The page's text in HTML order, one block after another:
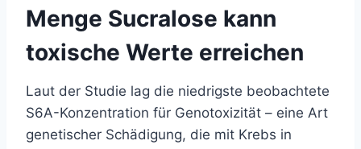
Menge Sucralose kann
toxische Werte erreichen
Laut der Studie lag die niedrigste beobachtete
S6A-Konzentration für Genotoxizität – eine Art
genetischer Schädigung, die mit Krebs in